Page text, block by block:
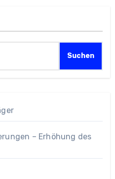
Suchen
– Erhöhung des